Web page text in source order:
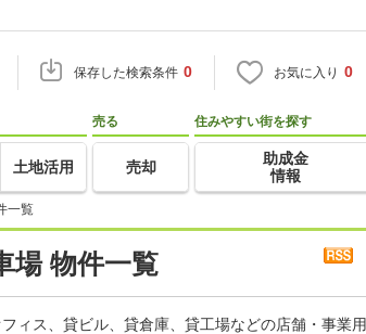
保存した検索条件 0 お気に入り 0
土地活用
売る
売却
住みやすい街を探す
助成金
情報
一覧
場 物件一覧
ィス、貸ビル、貸倉庫、貸工場などの店舗・事業用